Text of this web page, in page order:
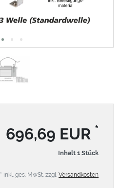
696,69 EUR *
Inhalt 1 Stück
* inkl. ges. MwSt. zzgl. Versandkosten